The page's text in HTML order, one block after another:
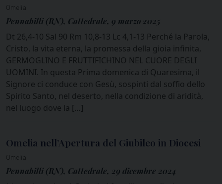
Omelia
Pennabilli (RN), Cattedrale, 9 marzo 2025
Dt 26,4-10 Sal 90 Rm 10,8-13 Lc 4,1-13 Perché la Parola,
Cristo, la vita eterna, la promessa della gioia infinita,
GERMOGLINO E FRUTTIFICHINO NEL CUORE DEGLI
UOMINI. In questa Prima domenica di Quaresima, il
Signore ci conduce con Gesù, sospinti dal soffio dello
Spirito Santo, nel deserto, nella condizione di aridità,
nel luogo dove la […]
Omelia nell’Apertura del Giubileo in Diocesi
Omelia
Pennabilli (RN), Cattedrale, 29 dicembre 2024